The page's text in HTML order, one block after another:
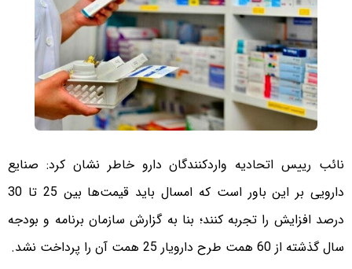
نائب رییس اتحادیه واردکنندگان دارو خاطر نشان کرد: صنایع
دارویی بر این باور است که امسال باید قیمت‌ها بین 25 تا 30
درصد افزایش را تجربه کنند؛ بنا به گزارش سازمان برنامه و بودجه
سال گذشته از 60 همت طرح دارویار 25 همت آن را پرداخت نشد.